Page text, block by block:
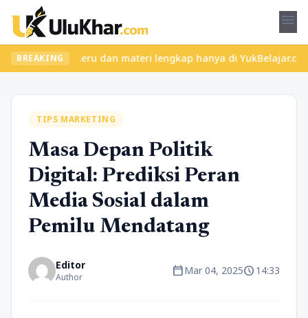
menu
BREAKING
kelas seru dan materi lengkap hanya di YukBelajar.com.
TIPS MARKETING
Masa Depan Politik
Digital: Prediksi Peran
Media Sosial dalam
Pemilu Mendatang
Editor
Author calendar_todayMar 04, 2025schedule14:33